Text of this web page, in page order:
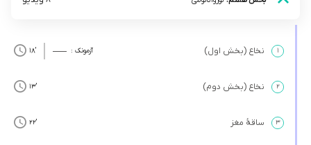
۱ نخاع (بخش اول) آزمونک : ’18
۲ نخاع (بخش دوم) ’13
۳ ساقۀ مغز ’22